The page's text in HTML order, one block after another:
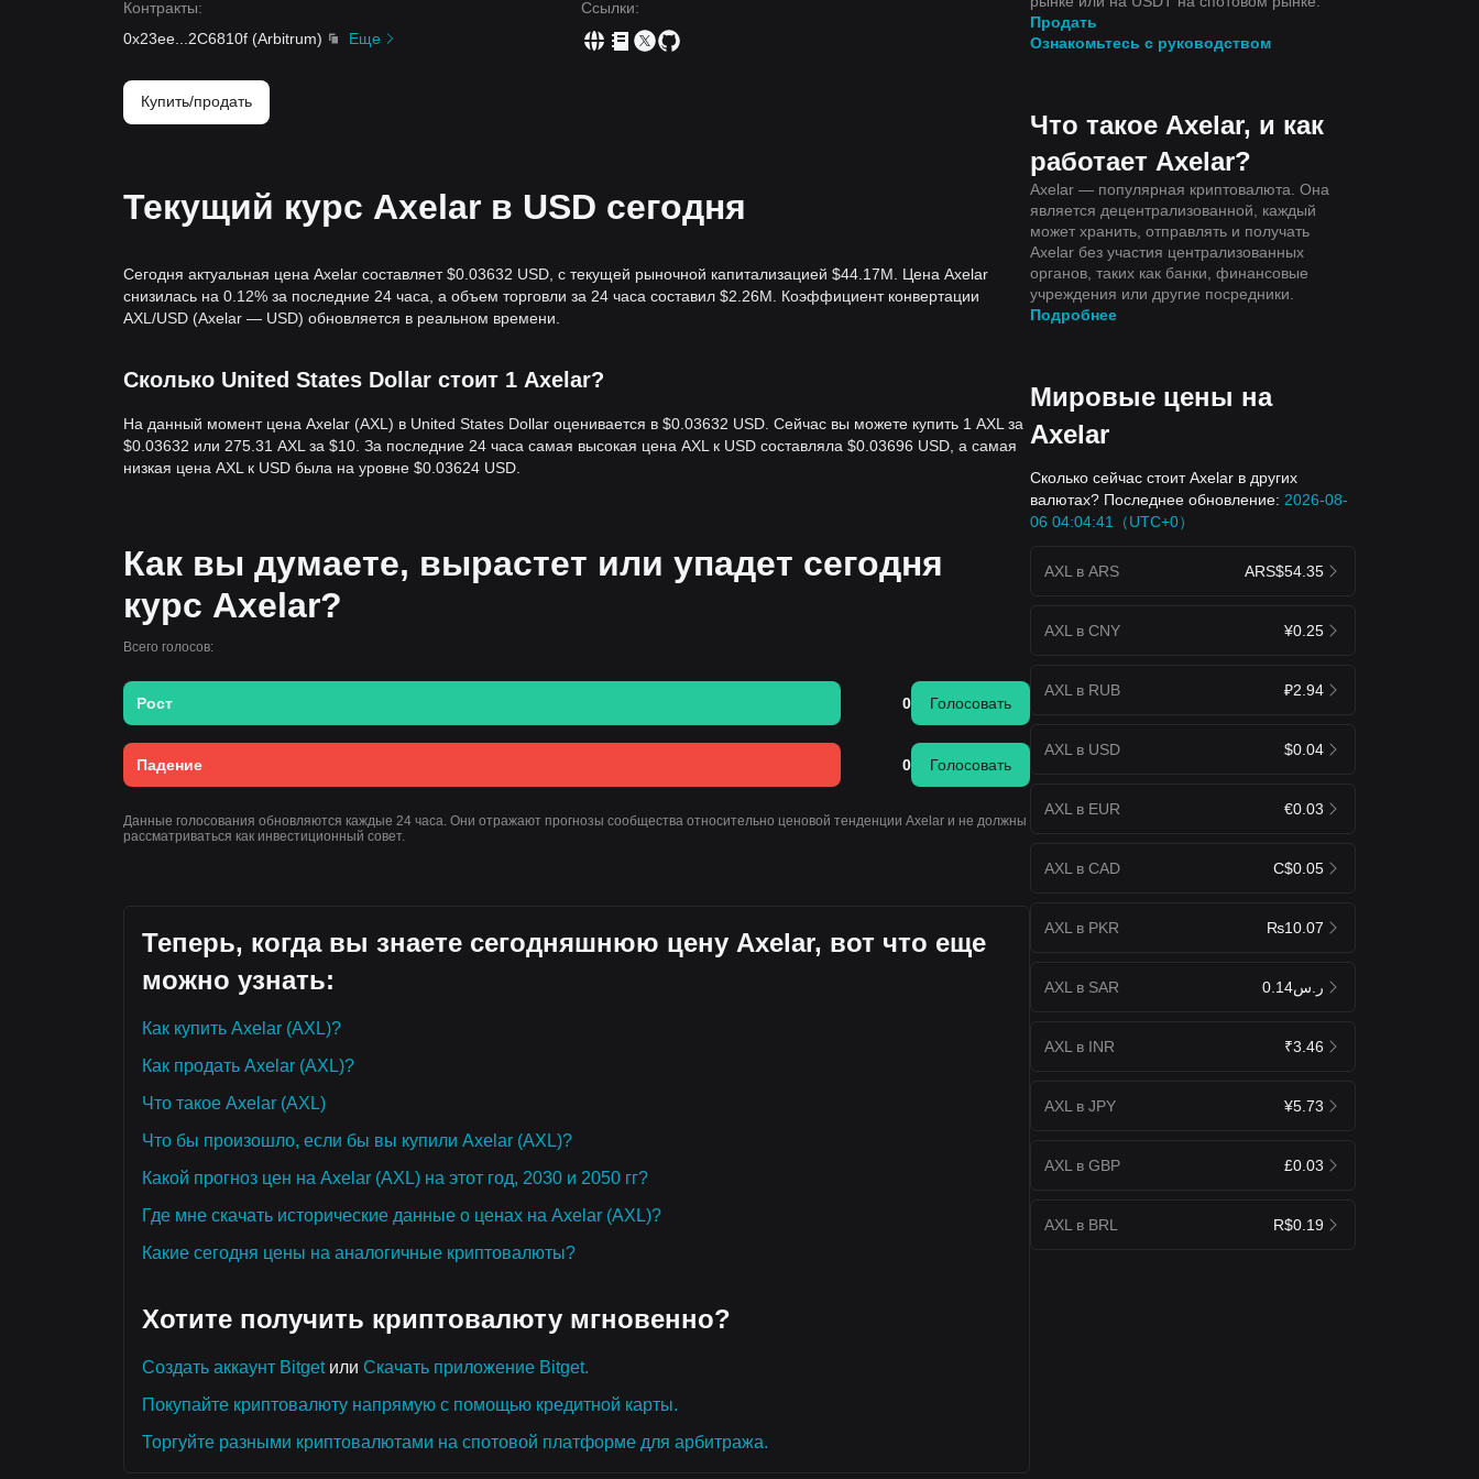
Контракты:
0x23ee
2C6810f (Arbitrum) Еще
Ссылки:
Купить/продать
Текущий курс Axelar в USD сегодня
Сегодня актуальная цена Axelar составляет $0.03632 USD, с текущей рыночной капитализацией $44.17M. Цена Axelar
снизилась на 0.12% за последние 24 часа, а объем торговли за 24 часа составил $2.26M. Коэффициент конвертации
AXL/USD (Axelar — USD) обновляется в реальном времени.
Сколько United States Dollar стоит 1 Axelar?
На данный момент цена Axelar (AXL) в United States Dollar оценивается в $0.03632 USD. Сейчас вы можете купить 1 AXL за
$0.03632 или 275.31 AXL за $10. За последние 24 часа самая высокая цена AXL к USD составляла $0.03696 USD, а самая
низкая цена AXL к USD была на уровне $0.03624 USD.
Как вы думаете, вырастет или упадет сегодня
курс Axelar?
Всего голосов:
Рост 0 Голосовать
Падение 0 Голосовать
Данные голосования обновляются каждые 24 часа. Они отражают прогнозы сообщества относительно ценовой тенденции Axelar и не должны
рассматриваться как инвестиционный совет.
Теперь, когда вы знаете сегодняшнюю цену Axelar, вот что еще
можно узнать:
Как купить Axelar (AXL)?
Как продать Axelar (AXL)?
Что такое Axelar (AXL)
Что бы произошло, если бы вы купили Axelar (AXL)?
Какой прогноз цен на Axelar (AXL) на этот год, 2030 и 2050 гг?
Где мне скачать исторические данные о ценах на Axelar (AXL)?
Какие сегодня цены на аналогичные криптовалюты?
Хотите получить криптовалюту мгновенно?
Создать аккаунт Bitgetили Скачать приложение Bitget.
Покупайте криптовалюту напрямую с помощью кредитной карты.
Торгуйте разными криптовалютами на спотовой платформе для арбитража.
Продать
Ознакомьтесь с руководством
Что такое Axelar, и как
работает Axelar?
Axelar — популярная криптовалюта. Она
является децентрализованной, каждый
может хранить, отправлять и получать
Axelar без участия централизованных
органов, таких как банки, финансовые
учреждения или другие посредники.
Подробнее
Мировые цены на
Axelar
Сколько сейчас стоит Axelar в других
валютах? Последнее обновление: 2026-08-
06 04:04:41（UTC+0）
AXL в ARS ARS$54.35
AXL в CNY ¥0.25
AXL в RUB ₽2.94
AXL в USD $0.04
AXL в EUR €0.03
AXL в CAD C$0.05
AXL в PKR ₨10.07
AXL в SAR ر.س0.14
AXL в INR ₹3.46
AXL в JPY ¥5.73
AXL в GBP £0.03
AXL в BRL R$0.19